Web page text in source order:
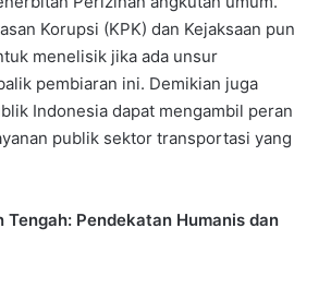
Korupsi (KPK) dan Kejaksaan pun
menelisik jika ada unsur
pembiaran ini. Demikian juga
Indonesia dapat mengambil peran
publik sektor transportasi yang
Tengah: Pendekatan Humanis dan